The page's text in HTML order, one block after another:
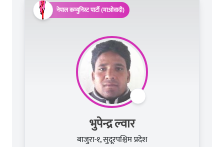
नेपाल कम्युनिस्ट पार्टी (माओवादी)
भुपेन्द्र ल्वार
बाजुरा-१, सुदूरपश्चिम प्रदेश